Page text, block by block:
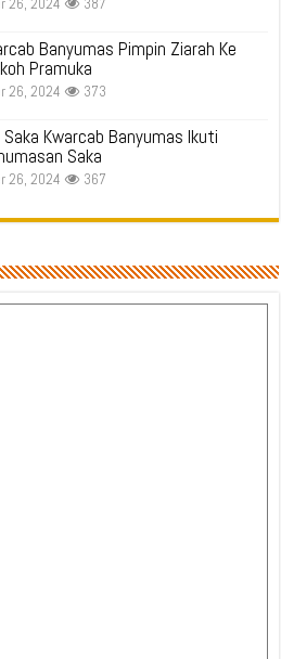
Banyumas Pimpin Ziarah Ke
Pramuka
26, 2024 373
Kwarcab Banyumas Ikuti
Saka
26, 2024 367